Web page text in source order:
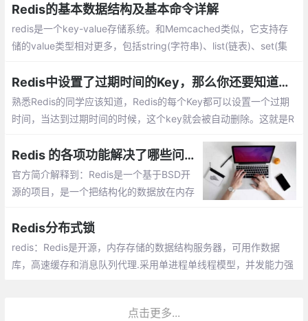
言的API。
Redis的基本数据结构及基本命令详解
redis是一个key-value存储系统。和Memcached类似，它支持存
储的value类型相对更多，包括string(字符串)、list(链表)、set(集
Redis中设置了过期时间的Key，那么你还要知道些什么？
熟悉Redis的同学应该知道，Redis的每个Key都可以设置一个过期
时间，当达到过期时间的时候，这个key就会被自动删除。这就是R
Redis 的各项功能解决了哪些问题？
官方简介解释到：Redis是一个基于BSD开
源的项目，是一个把结构化的数据放在内存
库，缓存和消息中间件来使用。同时支持stri
ngs，lists，hashes，sets，sorted sets
Redis分布式锁
redis：Redis是开源，内存存储的数据结构服务器，可用作数据
库，高速缓存和消息队列代理.采用单进程单线程模型，并发能力强
点击更多...